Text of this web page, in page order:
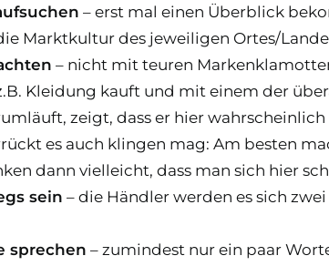
– erst mal einen Überblick
Marktkultur des jeweiligen Ortes/
– nicht mit teuren
Kleidung kauft und mit einem der
zeigt, dass er hier
es auch klingen mag: Am besten
dann vielleicht, dass man sich hier
sein – die Händler werden es sich
sprechen – zumindest nur ein paar